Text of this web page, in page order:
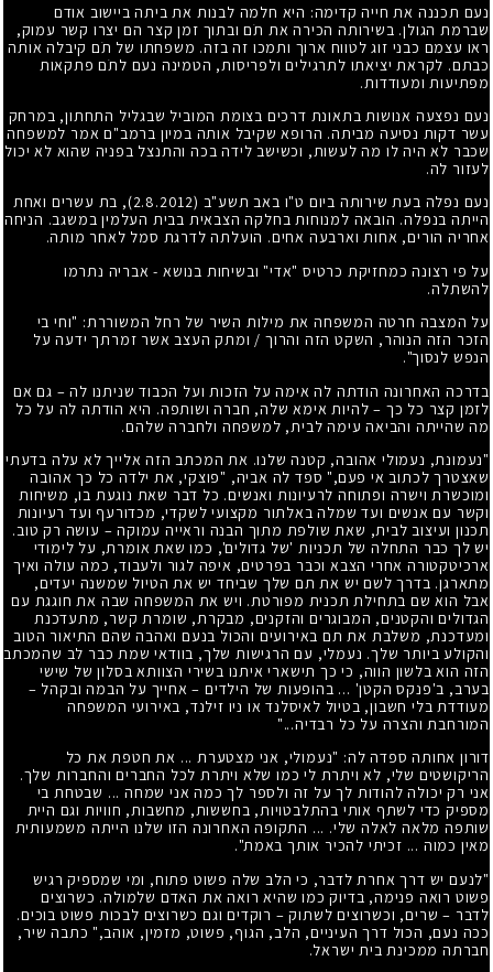
נעם תכננה את חייה קדימה: היא חלמה לבנות את ביתה ביישוב אודם
שברמת הגולן. בשירותה הכירה את תֹם ובתוך זמן קצר הם יצרו קשר עמוק,
ראו עצמם כבני זוג לטווח ארוך ותמכו זה בזה. משפחתו של תֹם קיבלה אותה
כבתם. לקראת יציאתו לתרגילים ולפריסות, הטמינה נעם לתֹם פתקאות
מפתיעות ומעודדות.
נעם נפצעה אנושות בתאונת דרכים בצומת המוביל שבגליל התחתון, במרחק
עשר דקות נסיעה מביתה. הרופא שקיבל אותה במיון ברמב"ם אמר למשפחה
שכבר לא היה לו מה לעשות, וכשישב לידה בכה והתנצל בפניה שהוא לא יכול
לעזור לה.
נעם נפלה בעת שירותה ביום ט"ו באב תשע"ב (2.8.2012)
, בת עשרים ואחת
הייתה בנפלה. הובאה למנוחות בחלקה הצבאית בבית העלמין במשגב. הניחה
אחריה הורים, אחות וארבעה אחים. הועלתה לדרגת סמל לאחר מותה.
על פי רצונה כמחזיקת כרטיס "אדי" ובשיחות בנושא - אבריה נתרמו
להשתלה.
על המצבה חרטה המשפחה את מילות השיר של רחל המשוררת: "וחי בי
הזכר הזה הנוהר, השקט הזה והרוך / ומתק העצב אשר זמרתך ידעה על
הנפש לנסוך".
בדרכה האחרונה הודתה לה אימה על הזכות ועל הכבוד שניתנו לה – גם אם
לזמן קצר כל כך – להיות אימא שלה, חברה ושותפה. היא הודתה לה על כל
מה שהייתה והביאה עימה לבית, למשפחה ולחברה שלהם.
"נעמונת, נעמולי אהובה, קטנה שלנו. את המכתב הזה אלייך לא עלה בדעתי
שאצטרך לכתוב אי פעם," ספד לה אביה, "פוצקי, את ילדה כל כך אהובה
ומוכשרת וישרה ופתוחה לרעיונות ואנשים. כל דבר שאת נוגעת בו, משיחות
וקשר עם אנשים ועד שמלה באלתור מקצועי לשקדי, מכדורעף ועד רעיונות
תכנון ועיצוב לבית, שאת שולפת מתוך הבנה וראייה עמוקה – עושה רק טוב.
יש לך כבר התחלה של תכניות 'של גדולים', כמו שאת אומרת, על לימודי
ארכיטקטורה אחרי הצבא וכבר בפרטים, איפה לגור ולעבוד, כמה עולה ואיך
מתארגן. בדרך לשם יש את תם שלך שביחד יש את הטיול שמשנה יעדים,
אבל הוא שם בתחילת תכנית מפורטת. ויש את המשפחה שבה את חוגגת עם
הגדולים והקטנים, המבוגרים והזקנים, מבקרת, שומרת קשר, מתעדכנת
ומעדכנת, משלבת את תם באירועים והכול בנעם ואהבה שהם התיאור הטוב
והקולע ביותר שלך. נעמלי, עם הרגישות שלך, בוודאי שמת כבר לב שהמכתב
הזה הוא בלשון הווה, כי כך תישארי איתנו בשירי הצוותא בסלון של שישי
בערב, ב'פנקס הקטן' ... בהופעות של הילדים – אחייך על הבמה ובקהל –
מעודדת בלי חשבון, בטיול לאיסלנד או ניו זילנד, באירועי המשפחה
המורחבת והצרה על כל רבדיה..."
דורון אחותה ספדה לה: "נעמולי, אני מצטערת ... את חטפת את כל
הריקושטים שלי, לא ויתרת לי כמו שלא ויתרת לכל החברים והחברות שלך.
אני רק יכולה להודות לך על זה ולספר לך כמה אני שמחה ... שבטחת בי
מספיק כדי לשתף אותי בהתלבטויות, בחששות, מחשבות, חוויות וגם היית
שותפה מלאה לאלה שלי. ... התקופה האחרונה הזו שלנו הייתה משמעותית
מאין כמוה ... זכיתי להכיר אותך באמת".
"לנעם יש דרך אחרת לדבר, כי הלב שלה פשוט פתוח, ומי שמספיק רגיש
פשוט רואה פנימה, בדיוק כמו שהיא רואה את האדם שלמולה. כשרוצים
לדבר – שרים, וכשרוצים לשתוק – רוקדים וגם כשרוצים לבכות פשוט בוכים.
ככה נעם, הכול דרך העיניים, הלב, הגוף, פשוט, מזמין, אוהב," כתבה שיר,
חברתה ממכינת בית ישראל.